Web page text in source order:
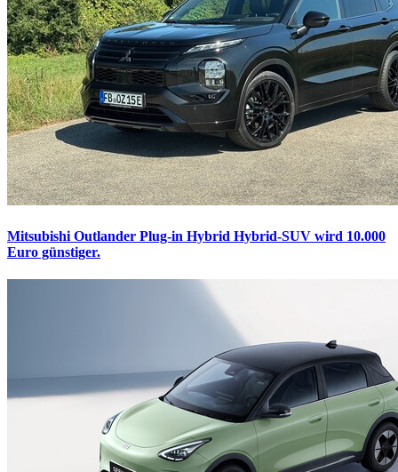
Mitsubishi Outlander Plug-in Hybrid Hybrid-SUV wird 10.000
Euro günstiger.